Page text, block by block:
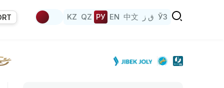
KZ QZ РУ EN 中文 ق ز ЎЗ